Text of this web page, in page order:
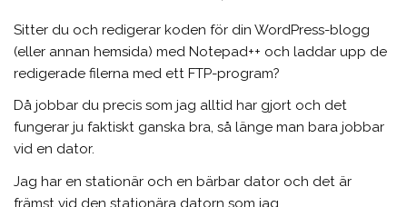
Sitter du och redigerar koden för din WordPress-blogg
(eller annan hemsida) med Notepad++ och laddar upp de
redigerade filerna med ett FTP-program?
Då jobbar du precis som jag alltid har gjort och det
fungerar ju faktiskt ganska bra, så länge man bara jobbar
vid en dator.
Jag har en stationär och en bärbar dator och det är
främst vid den stationära datorn som jag